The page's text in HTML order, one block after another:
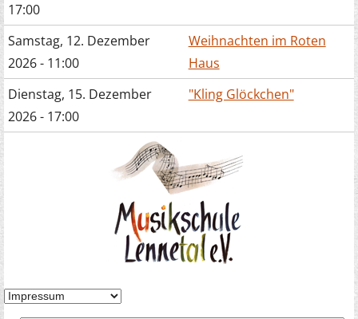
17:00
Samstag, 12. Dezember
2026 - 11:00
Weihnachten im Roten
Haus
Dienstag, 15. Dezember
2026 - 17:00
"Kling Glöckchen"